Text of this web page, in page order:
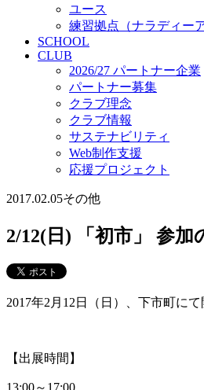
ユース
練習拠点（ナラディーア
SCHOOL
CLUB
2026/27 パートナー企業
パートナー募集
クラブ理念
クラブ情報
サステナビリティ
Web制作支援
応援プロジェクト
2017.02.05その他
2/12(日) 「初市」 参加
2017年2月12日（日）、下市町に
【出展時間】